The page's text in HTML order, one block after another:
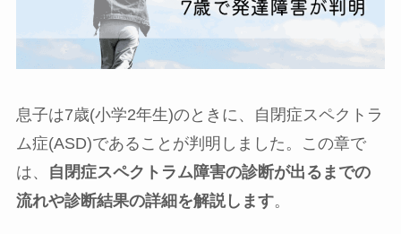
息子は7歳(小学2年生)のときに、自閉症スペクトラ
ム症(ASD)であることが判明しました。この章で
は、
自閉症スペクトラム障害の診断が出るまでの
流れや診断結果の詳細を解説します。